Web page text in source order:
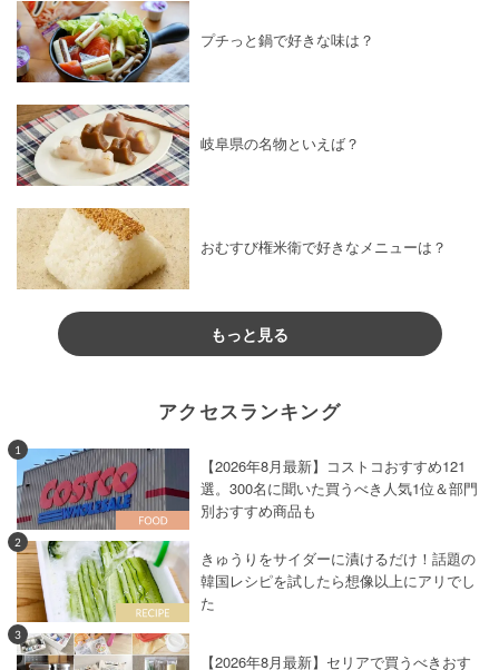
プチっと鍋で好きな味は？
岐阜県の名物といえば？
おむすび権米衛で好きなメニューは？
もっと見る
アクセスランキング
1
【2026年8月最新】コストコおすすめ121
選。300名に聞いた買うべき人気1位＆部門
別おすすめ商品も
2
きゅうりをサイダーに漬けるだけ！話題の
韓国レシピを試したら想像以上にアリでし
た
3
【2026年8月最新】セリアで買うべきおす